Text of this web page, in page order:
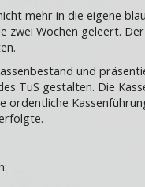
mehr in die eigene
zwei Wochen geleert.
und
TuS gestalten. Die
ordentliche